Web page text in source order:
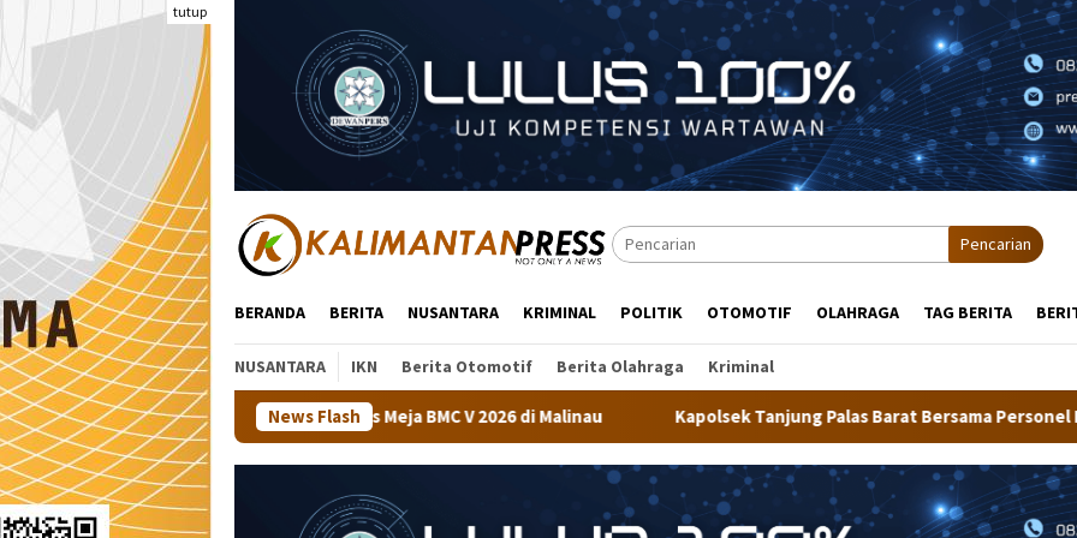
tutup
Pencarian
BERANDA BERITA NUSANTARA KRIMINAL POLITIK OTOMOTIF OLAHRAGA TAG BERITA
NUSANTARA IKN Berita Otomotif Berita Olahraga Kriminal
News Flash
Tenis Meja BMC V 2026 di Malinau Kapolsek Tanjung Palas Barat Bersama Personel Dit Binmas Polda Kaltara